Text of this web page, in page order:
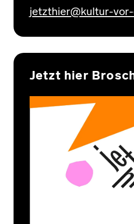
jetzthier@kultur-
Jetzt hier